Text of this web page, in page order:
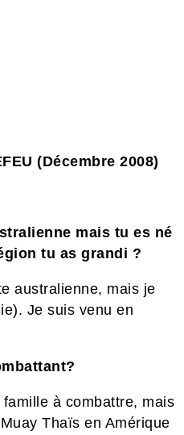
(Décembre 2008)
mais tu es né
tu as grandi ?
australienne, mais je
Je suis venu en
à combattre, mais
Thaïs en Amérique